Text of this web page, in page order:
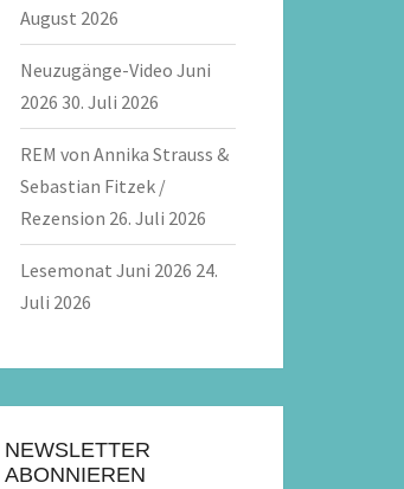
August 2026
Neuzugänge-Video Juni
2026 30. Juli 2026
REM von Annika Strauss &
Sebastian Fitzek /
Rezension 26. Juli 2026
Lesemonat Juni 2026 24.
Juli 2026
NEWSLETTER
ABONNIEREN